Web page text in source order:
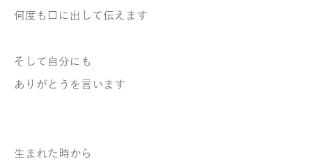
何度も口に出して伝えます
そして自分にも
ありがとうを言います
生まれた時から